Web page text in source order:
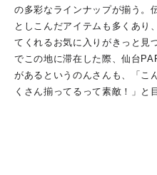
の多彩なラインナップが揃う。
としこんだアイテムも多くあり
てくれるお気に入りがきっと見
でこの地に滞在した際、仙台
があるというのんさんも、「こ
くさん揃ってるって素敵！」と